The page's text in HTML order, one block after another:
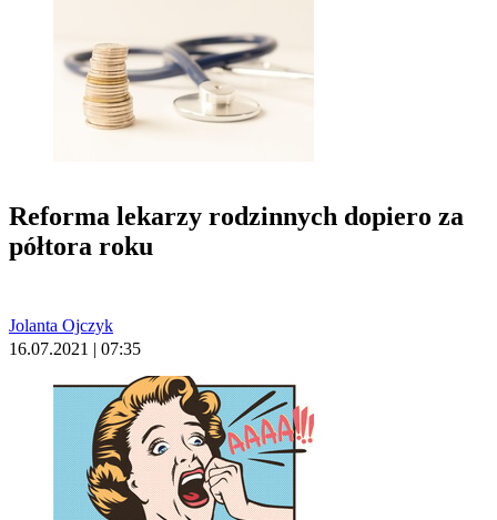
Reforma lekarzy rodzinnych dopiero za
półtora roku
Jolanta Ojczyk
16.07.2021 | 07:35